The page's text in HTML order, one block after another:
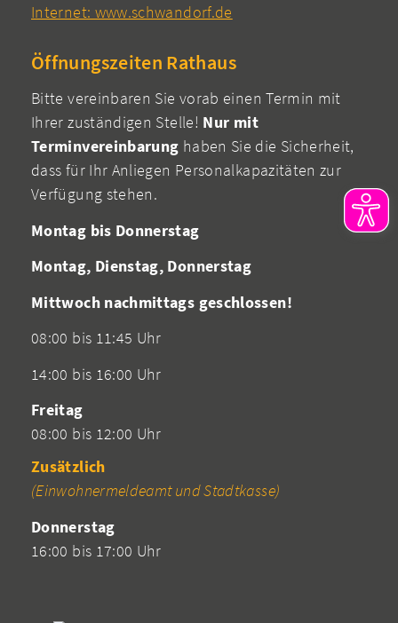
Internet: www.schwandorf.de
Öffnungszeiten Rathaus
Bitte vereinbaren Sie vorab einen Termin mit
Ihrer zuständigen Stelle! Nur mit
Terminvereinbarung haben Sie die Sicherheit,
dass für Ihr Anliegen Personalkapazitäten zur
Verfügung stehen.
Montag bis Donnerstag
Montag, Dienstag, Donnerstag
Mittwoch nachmittags geschlossen!
08:00 bis 11:45 Uhr
14:00 bis 16:00 Uhr
Freitag
08:00 bis 12:00 Uhr
Zusätzlich
(Einwohnermeldeamt und Stadtkasse)
Donnerstag
16:00 bis 17:00 Uhr